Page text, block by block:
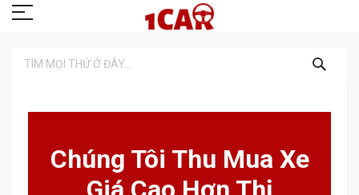
KIẾM
Chúng Tôi Thu Mua Xe